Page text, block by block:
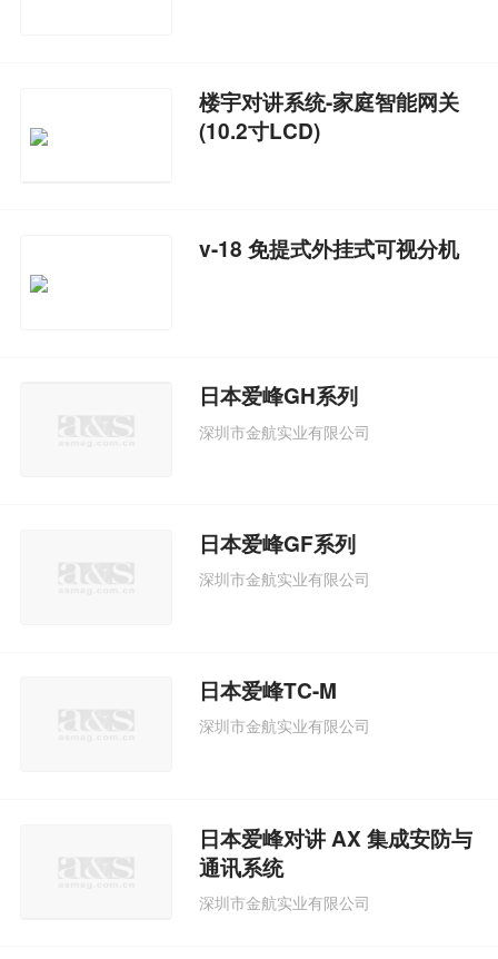
楼宇对讲系统-家庭智能网关
(10.2寸LCD)
v-18 免提式外挂式可视分机
日本爱峰GH系列
深圳市金航实业有限公司
日本爱峰GF系列
深圳市金航实业有限公司
日本爱峰TC-M
深圳市金航实业有限公司
日本爱峰对讲 AX 集成安防与
通讯系统
深圳市金航实业有限公司